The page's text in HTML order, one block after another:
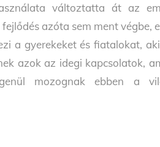
változtatta át az
azóta sem ment végbe,
a gyerekeket és fiatalokat,
azok az idegi kapcsolatok,
mozognak ebben a